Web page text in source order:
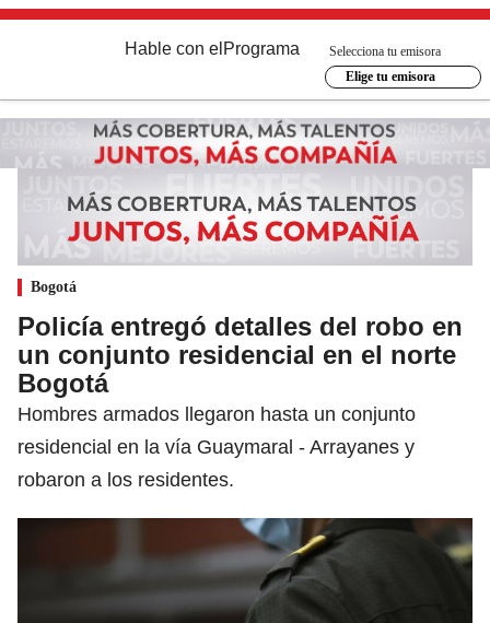
Hable con el Programa
Selecciona tu emisora
Elige tu emisora
Bogotá
Policía entregó detalles del robo en
un conjunto residencial en el norte
Bogotá
Hombres armados llegaron hasta un conjunto
residencial en la vía Guaymaral - Arrayanes y
robaron a los residentes.